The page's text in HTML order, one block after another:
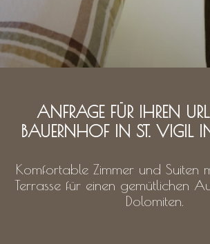
ANFRAGE FÜR IHREN
BAUERNHOF IN ST. VIGIL
Komfortable Zimmer und Suiten
Terrasse für einen gemütlichen
Dolomiten.